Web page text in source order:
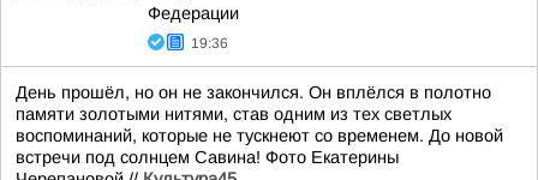
Федерации
19:36
День прошёл, но он не закончился. Он вплёлся в полотно
памяти золотыми нитями, став одним из тех светлых
воспоминаний, которые не тускнеют со временем. До новой
встречи под солнцем Савина! Фото Екатерины